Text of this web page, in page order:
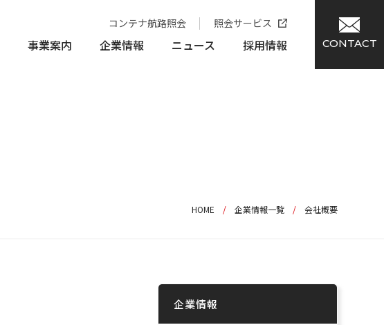
コンテナ航路照会 照会サービス
事業案内 企業情報 ニュース 採用情報 CONTACT
HOME / 企業情報一覧/ 会社概要
企業情報